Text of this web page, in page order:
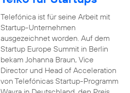
Telefónica ist für seine Arbeit mit
Startup-Unternehmen
ausgezeichnet worden. Auf dem
Startup Europe Summit in Berlin
bekam Johanna Braun, Vice
Director und Head of Acceleration
von Telefónicas Startup-Programm